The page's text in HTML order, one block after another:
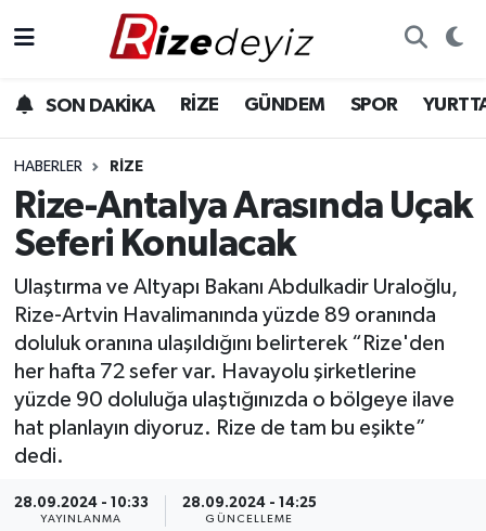
SON DAKİKA RİZE GÜNDEM SPOR
HABERLER RIZE
Rize-Antalya Arasında Uçak
Seferi Konulacak
Ulaştırma ve Altyapı Bakanı Abdulkadir Uraloğlu,
Rize-Artvin Havalimanında yüzde 89 oranında
doluluk oranına ulaşıldığını belirterek “Rize'den
her hafta 72 sefer var. Havayolu şirketlerine
yüzde 90 doluluğa ulaştığınızda o bölgeye ilave
hat planlayın diyoruz. Rize de tam bu eşikte”
dedi.
28.09.2024 - 10:33
YAYINLANMA
28.09.2024 - 14:25
GÜNCELLEME
Gündem
Yurttan Haberler
Ekonomi
Teknoloji
Rize Hava Durumu
Rize Trafik Yoğunluk Haritası
Süper Lig Puan Durumu ve Fikstür
Tüm Manşetler
Son Dakika Haberleri